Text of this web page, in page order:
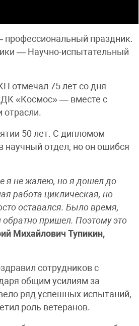
праздник.
— Научно-испытательный
отмечал 75 лет со дня
ДК «Космос» — вместе с
отрасли.
50 лет. С дипломом
научный отдел, но он ошибся
я не жалею, но я дошел до
работа циклическая, но
оставался. Было время,
пришел. Поэтому это
Михайлович Тупикин,
сотрудников с
общим усилиям за
ряд успешных испытаний,
роль ветеранов.